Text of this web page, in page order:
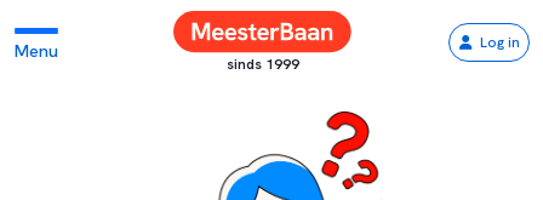
Menu
sinds 1999
Log in